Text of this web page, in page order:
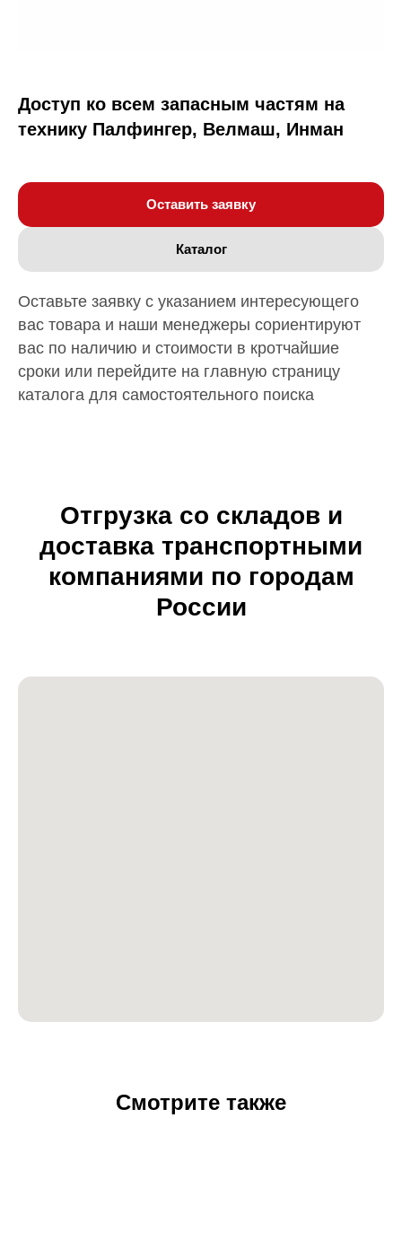
Доступ ко всем запасным частям на
технику Палфингер, Велмаш, Инман
Оставить заявку
Каталог
Оставьте заявку с указанием интересующего
вас товара и наши менеджеры сориентируют
вас по наличию и стоимости в кротчайшие
сроки или перейдите на главную страницу
каталога для самостоятельного поиска
Отгрузка со складов и
доставка транспортными
компаниями по городам
России
Смотрите также